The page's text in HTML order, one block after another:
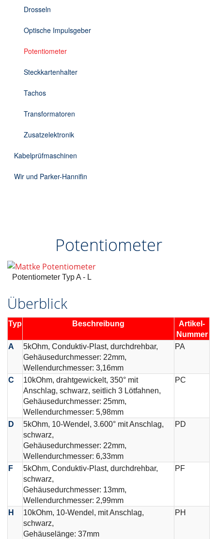
Drosseln
Optische Impulsgeber
Potentiometer
Steckkartenhalter
Tachos
Transformatoren
Zusatzelektronik
Kabelprüfmaschinen
Wir und Parker-Hannifin
Potentiometer
Potentiometer Typ A - L
Überblick
Typ Beschreibung
Artikel-
Nummer
A
5kOhm, Conduktiv-Plast, durchdrehbar,
Gehäusedurchmesser: 22mm,
Wellendurchmesser: 3,16mm
PA
C
10kOhm, drahtgewickelt, 350° mit
Anschlag, schwarz, seitlich 3 Lötfahnen,
Gehäusedurchmesser: 25mm,
Wellendurchmesser: 5,98mm
PC
D
5kOhm, 10-Wendel, 3.600° mit Anschlag,
schwarz,
Gehäusedurchmesser: 22mm,
Wellendurchmesser: 6,33mm
PD
F
5kOhm, Conduktiv-Plast, durchdrehbar,
schwarz,
Gehäusedurchmesser: 13mm,
Wellendurchmesser: 2,99mm
PF
H
10kOhm, 10-Wendel, mit Anschlag,
schwarz,
Gehäuselänge: 37mm
PH